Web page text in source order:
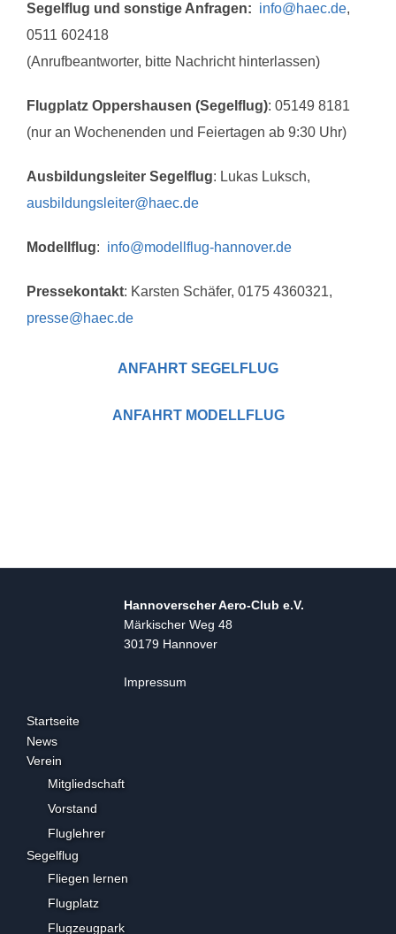
Segelflug und sonstige Anfragen: info@haec.de,
0511 602418
(Anrufbeantworter, bitte Nachricht hinterlassen)
Flugplatz Oppershausen (Segelflug): 05149 8181
(nur an Wochenenden und Feiertagen ab 9:30 Uhr)
Ausbildungsleiter Segelflug: Lukas Luksch,
ausbildungsleiter@haec.de
Modellflug: info@modellflug-hannover.de
Pressekontakt: Karsten Schäfer, 0175 4360321,
presse@haec.de
ANFAHRT SEGELFLUG
ANFAHRT MODELLFLUG
Hannoverscher Aero-Club e.V.
Märkischer Weg 48
30179 Hannover
Impressum
Startseite
News
Verein
Mitgliedschaft
Vorstand
Fluglehrer
Segelflug
Fliegen lernen
Flugplatz
Flugzeugpark